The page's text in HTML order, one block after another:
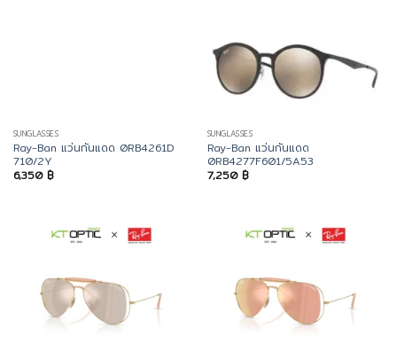
SUNGLASSES
Ray-Ban แว่นกันแดด 0RB4261D
710/2Y
6,350 ฿
SUNGLASSES
Ray-Ban แว่นกันแดด
0RB4277F601/5A53
7,250 ฿